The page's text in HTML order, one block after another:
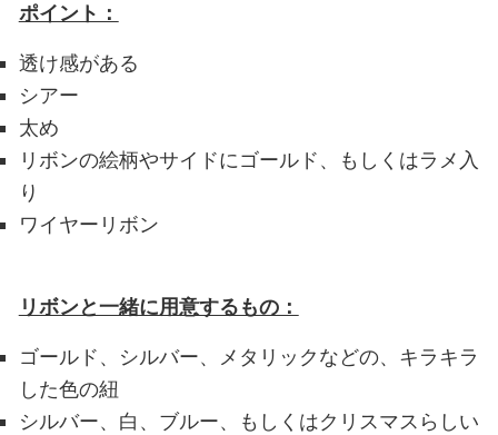
ポイント：
透け感がある
シアー
太め
リボンの絵柄やサイドにゴールド、もしくはラメ入
り
ワイヤーリボン
リボンと一緒に用意するもの：
ゴールド、シルバー、メタリックなどの、キラキラ
した色の紐
シルバー、白、ブルー、もしくはクリスマスらしい